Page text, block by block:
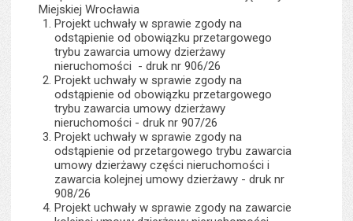
Miejskiej Wrocławia
Projekt uchwały w sprawie zgody na
odstąpienie od obowiązku przetargowego
trybu zawarcia umowy dzierżawy
nieruchomości - druk nr 906/26
Projekt uchwały w sprawie zgody na
odstąpienie od obowiązku przetargowego
trybu zawarcia umowy dzierżawy
nieruchomości - druk nr 907/26
Projekt uchwały w sprawie zgody na
odstąpienie od przetargowego trybu zawarcia
umowy dzierżawy części nieruchomości i
zawarcia kolejnej umowy dzierżawy - druk nr
908/26
Projekt uchwały w sprawie zgody na zawarcie